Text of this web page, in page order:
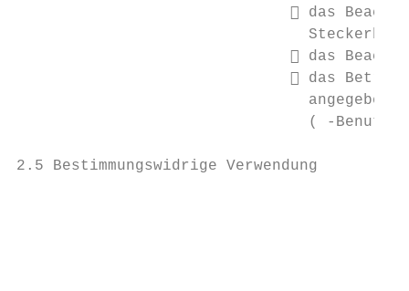
 das
 das
 das
( -
2.5 Bestimmungswidrige Verwendung